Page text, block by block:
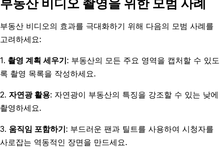
부동산 비디오 촬영을 위한 모범 사례
부동산 비디오의 효과를 극대화하기 위해 다음의 모범 사례를
고려하세요:
1. 촬영 계획 세우기: 부동산의 모든 주요 영역을 캡처할 수 있도
록 촬영 목록을 작성하세요.
2. 자연광 활용: 자연광이 부동산의 특징을 강조할 수 있는 낮에
촬영하세요.
3. 움직임 포함하기: 부드러운 팬과 틸트를 사용하여 시청자를
사로잡는 역동적인 장면을 만드세요.